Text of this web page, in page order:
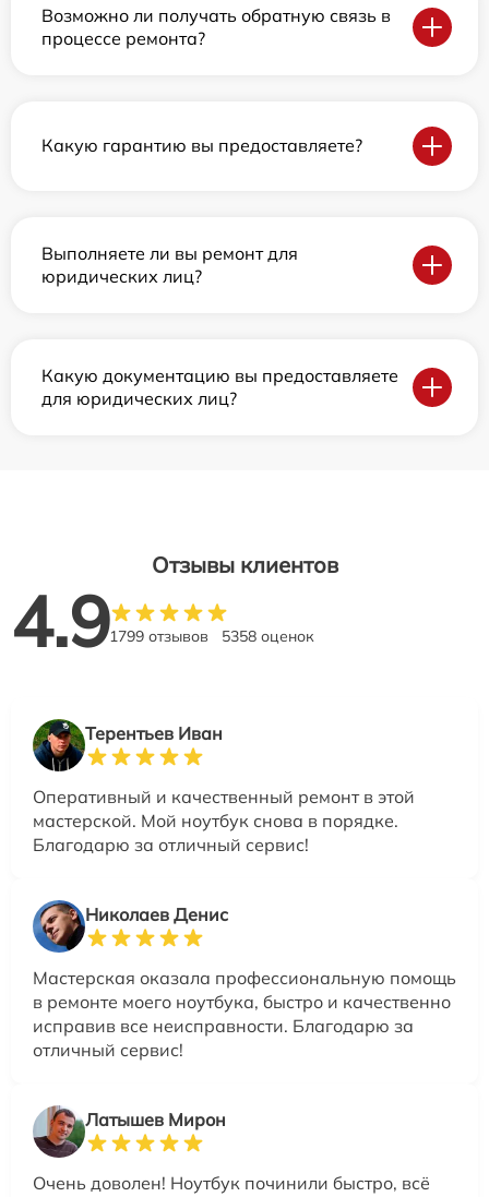
Возможно ли получать обратную связь в
процессе ремонта?
Какую гарантию вы предоставляете?
Выполняете ли вы ремонт для
юридических лиц?
Какую документацию вы предоставляете
для юридических лиц?
Отзывы клиентов
4.91799 отзывов 5358 оценок
Терентьев Иван
Оперативный и качественный ремонт в этой
мастерской. Мой ноутбук снова в порядке.
Благодарю за отличный сервис!
Николаев Денис
Мастерская оказала профессиональную помощь
в ремонте моего ноутбука, быстро и качественно
исправив все неисправности. Благодарю за
отличный сервис!
Латышев Мирон
Очень доволен! Ноутбук починили быстро, всё